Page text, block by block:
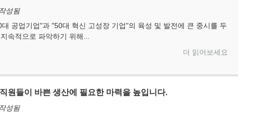
성됨
공업기업"과 "50대 혁신 고성장 기업"의 육성 및 발전에 큰 중시를 두
속적으로 파악하기 위해...
더 읽어보세요
원들이 바쁜 생산에 필요한 마력을 높입니다.
성됨